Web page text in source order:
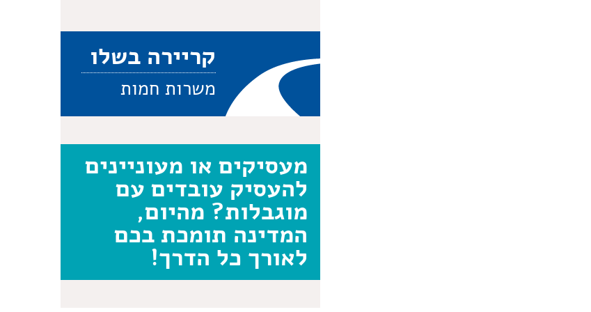
קריירה בשלו
משרות חמות
מעסיקים או מעוניינים
להעסיק עובדים עם
מוגבלות? מהיום,
המדינה תומכת בכם
לאורך כל הדרך!